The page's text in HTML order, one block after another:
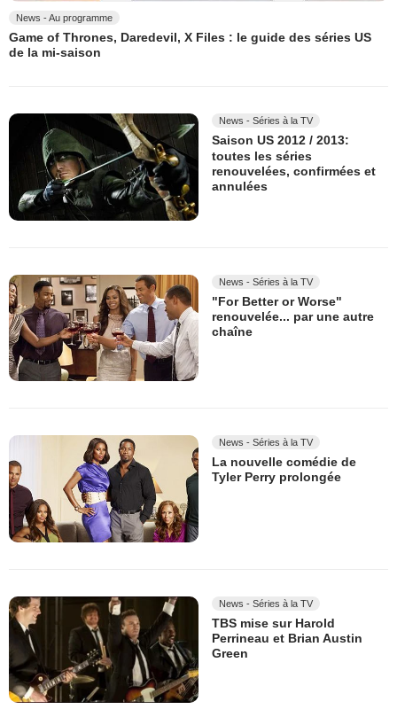
News - Au programme
Game of Thrones, Daredevil, X Files : le guide des séries US
de la mi-saison
News - Séries à la TV
Saison US 2012 / 2013:
toutes les séries
renouvelées, confirmées et
annulées
News - Séries à la TV
"For Better or Worse"
renouvelée... par une autre
chaîne
News - Séries à la TV
La nouvelle comédie de
Tyler Perry prolongée
News - Séries à la TV
TBS mise sur Harold
Perrineau et Brian Austin
Green